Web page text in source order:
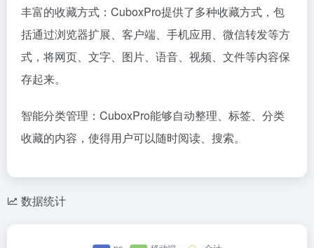
丰富的收藏方式：CuboxPro提供了多种收藏方式，包
括通过浏览器扩展、客户端、手机应用、微信转发等方
式，将网页、文字、图片、语音、视频、文件等内容保
存起来。
智能分类管理：CuboxPro能够自动整理、标签、分类
收藏的内容，使得用户可以随时阅读、搜索。
数据统计